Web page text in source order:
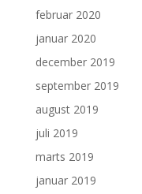
februar 2020
januar 2020
december 2019
september 2019
august 2019
juli 2019
marts 2019
januar 2019